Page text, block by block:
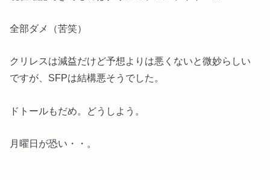
全部ダメ（苦笑）
クリレスは減益だけど予想よりは悪くないと微妙らしい
ですが、SFPは結構悪そうでした。
ドトールもだめ。どうしよう。
月曜日が恐い・・。